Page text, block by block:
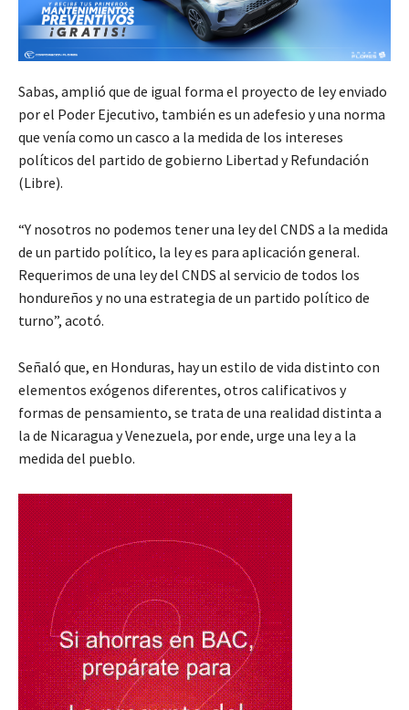
Sabas, amplió que de igual forma el proyecto de ley enviado
por el Poder Ejecutivo, también es un adefesio y una norma
que venía como un casco a la medida de los intereses
políticos del partido de gobierno Libertad y Refundación
(Libre).
“Y nosotros no podemos tener una ley del CNDS a la medida
de un partido político, la ley es para aplicación general.
Requerimos de una ley del CNDS al servicio de todos los
hondureños y no una estrategia de un partido político de
turno”, acotó.
Señaló que, en Honduras, hay un estilo de vida distinto con
elementos exógenos diferentes, otros calificativos y
formas de pensamiento, se trata de una realidad distinta a
la de Nicaragua y Venezuela, por ende, urge una ley a la
medida del pueblo.